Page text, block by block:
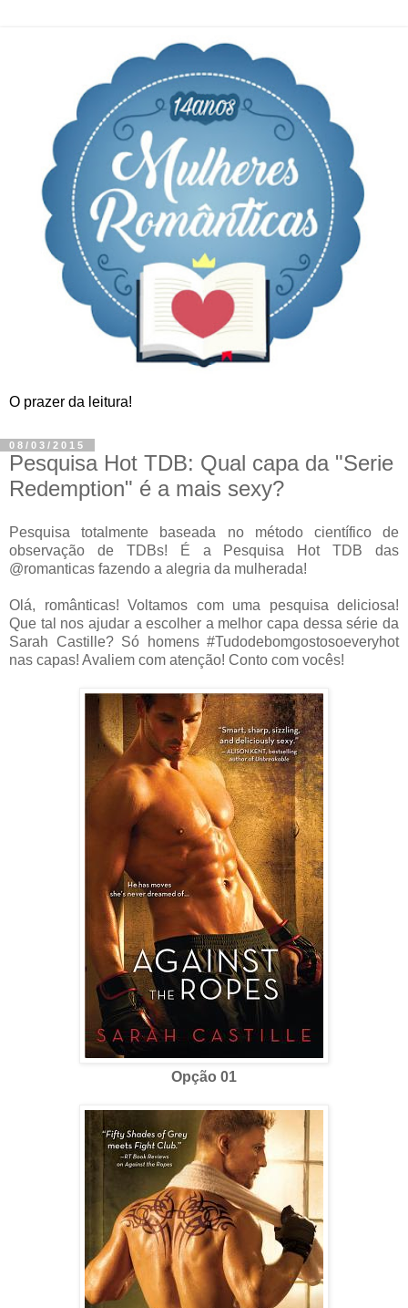
O prazer da leitura!
08/03/2015
Pesquisa Hot TDB: Qual capa da "Serie
Redemption" é a mais sexy?
Pesquisa totalmente baseada no método científico de
observação de TDBs! É a Pesquisa Hot TDB das
@romanticas fazendo a alegria da mulherada!
Olá, românticas! Voltamos com uma pesquisa deliciosa!
Que tal nos ajudar a escolher a melhor capa dessa série da
Sarah Castille? Só homens #Tudodebomgostosoeveryhot
nas capas! Avaliem com atenção! Conto com vocês!
Opção 01